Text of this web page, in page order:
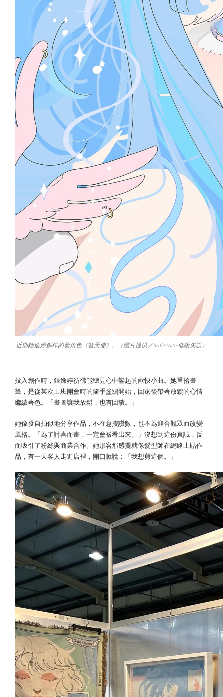
近期鍾逸婷創作的新角色《智天使》。（圖片提供／Saitemiss低級失誤）
投入創作時，鍾逸婷彷彿能聽見心中響起的歡快小曲。她重拾畫
筆，是從某次上班開會時的隨手塗鴉開始，回家後帶著放鬆的心情
繼續著色。「畫圖讓我放鬆，也有回饋。」
她像發自拍似地分享作品，不在意按讚數，也不為迎合觀眾而改變
風格。「為了討喜而畫，一定會被看出來。」沒想到這份真誠，反
而吸引了粉絲與商業合作。她形容那感覺就像髮型師在網路上貼作
品，有一天客人走進店裡，開口就說：「我想剪這個。」